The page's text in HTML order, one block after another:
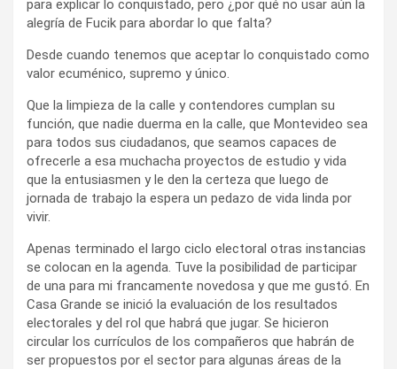
para explicar lo conquistado, pero ¿por qué no usar aún la
alegría de Fucik para abordar lo que falta?
Desde cuando tenemos que aceptar lo conquistado como
valor ecuménico, supremo y único.
Que la limpieza de la calle y contendores cumplan su
función, que nadie duerma en la calle, que Montevideo sea
para todos sus ciudadanos, que seamos capaces de
ofrecerle a esa muchacha proyectos de estudio y vida
que la entusiasmen y le den la certeza que luego de
jornada de trabajo la espera un pedazo de vida linda por
vivir.
Apenas terminado el largo ciclo electoral otras instancias
se colocan en la agenda. Tuve la posibilidad de participar
de una para mi francamente novedosa y que me gustó. En
Casa Grande se inició la evaluación de los resultados
electorales y del rol que habrá que jugar. Se hicieron
circular los currículos de los compañeros que habrán de
ser propuestos por el sector para algunas áreas de la